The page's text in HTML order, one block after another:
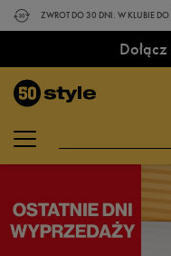
ZWROT DO 30 DNI. W KLUBIE